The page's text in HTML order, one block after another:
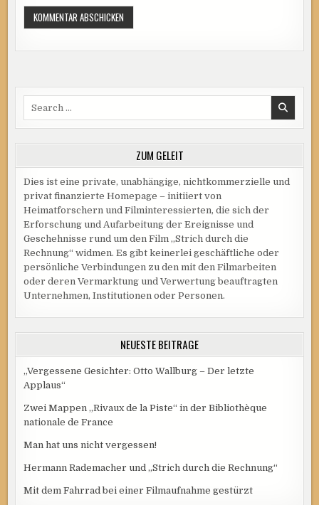
ZUM GELEIT
Dies ist eine private, unabhängige, nichtkommerzielle und
privat finanzierte Homepage – initiiert von
Heimatforschern und Filminteressierten, die sich der
Erforschung und Aufarbeitung der Ereignisse und
Geschehnisse rund um den Film „Strich durch die
Rechnung“ widmen. Es gibt keinerlei geschäftliche oder
persönliche Verbindungen zu den mit den Filmarbeiten
oder deren Vermarktung und Verwertung beauftragten
Unternehmen, Institutionen oder Personen.
NEUESTE BEITRÄGE
„Vergessene Gesichter: Otto Wallburg – Der letzte
Applaus“
Zwei Mappen „Rivaux de la Piste“ in der Bibliothèque
nationale de France
Man hat uns nicht vergessen!
Hermann Rademacher und „Strich durch die Rechnung“
Mit dem Fahrrad bei einer Filmaufnahme gestürzt